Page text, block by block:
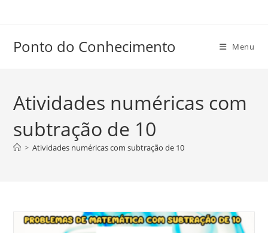
conteúdo
Ponto do Conhecimento Menu
Atividades numéricas com
subtração de 10
> Atividades numéricas com subtração de 10